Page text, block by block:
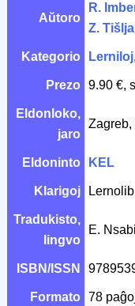
Aŭtoro
R.
Z.
Kategorio
Prezo 9.90 €,
Eldonloko,
jaro
Zagreb,
Eldoninto KEL
Klarigoj
Tradukisto,
lingvo
E.
ISBN/ISSN
Formato 78